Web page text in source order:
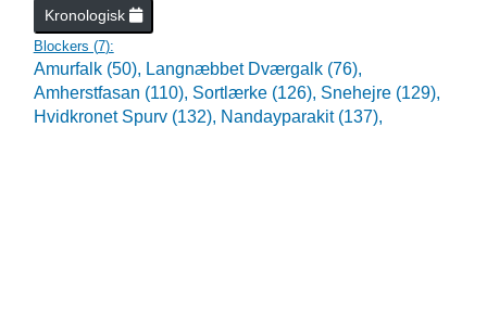
Kronologisk
Blockers (7):
Amurfalk (50), Langnæbbet Dværgalk (76),
Amherstfasan (110), Sortlærke (126), Snehejre (129),
Hvidkronet Spurv (132), Nandayparakit (137),